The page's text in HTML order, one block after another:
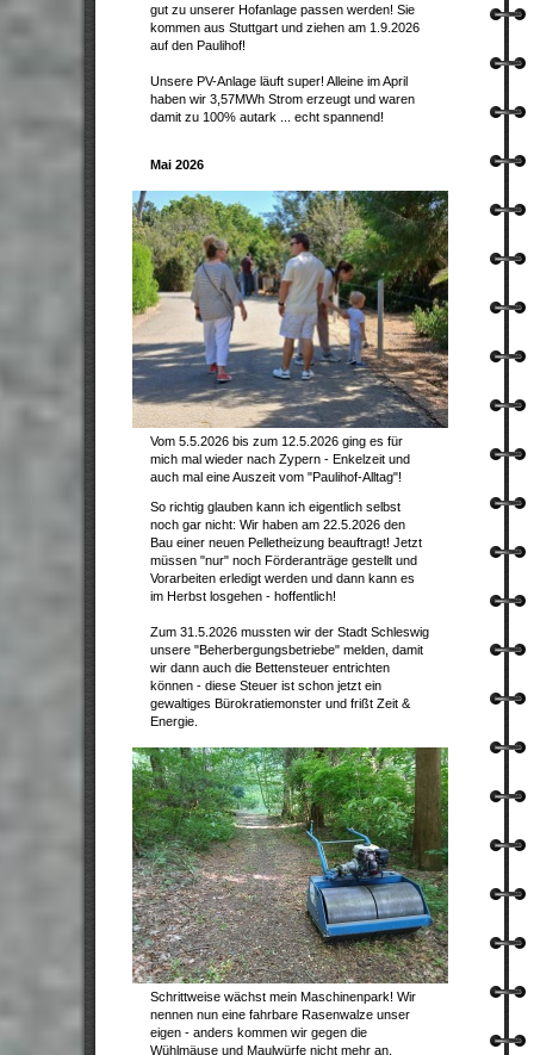
gut zu unserer Hofanlage passen werden! Sie
kommen aus Stuttgart und ziehen am 1.9.2026
auf den Paulihof!
Unsere PV-Anlage läuft super! Alleine im April
haben wir 3,57MWh Strom erzeugt und waren
damit zu 100% autark ... echt spannend!
Mai 2026
Vom 5.5.2026 bis zum 12.5.2026 ging es für
mich mal wieder nach Zypern - Enkelzeit und
auch mal eine Auszeit vom "Paulihof-Alltag"!
So richtig glauben kann ich eigentlich selbst
noch gar nicht: Wir haben am 22.5.2026 den
Bau einer neuen Pelletheizung beauftragt! Jetzt
müssen "nur" noch Förderanträge gestellt und
Vorarbeiten erledigt werden und dann kann es
im Herbst losgehen - hoffentlich!
Zum 31.5.2026 mussten wir der Stadt Schleswig
unsere "Beherbergungsbetriebe" melden, damit
wir dann auch die Bettensteuer entrichten
können - diese Steuer ist schon jetzt ein
gewaltiges Bürokratiemonster und frißt Zeit &
Energie.
Schrittweise wächst mein Maschinenpark! Wir
nennen nun eine fahrbare Rasenwalze unser
eigen - anders kommen wir gegen die
Wühlmäuse und Maulwürfe nicht mehr an.